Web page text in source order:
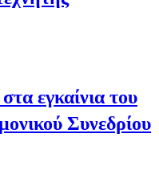
εγκαίνια του
Συνεδρίου